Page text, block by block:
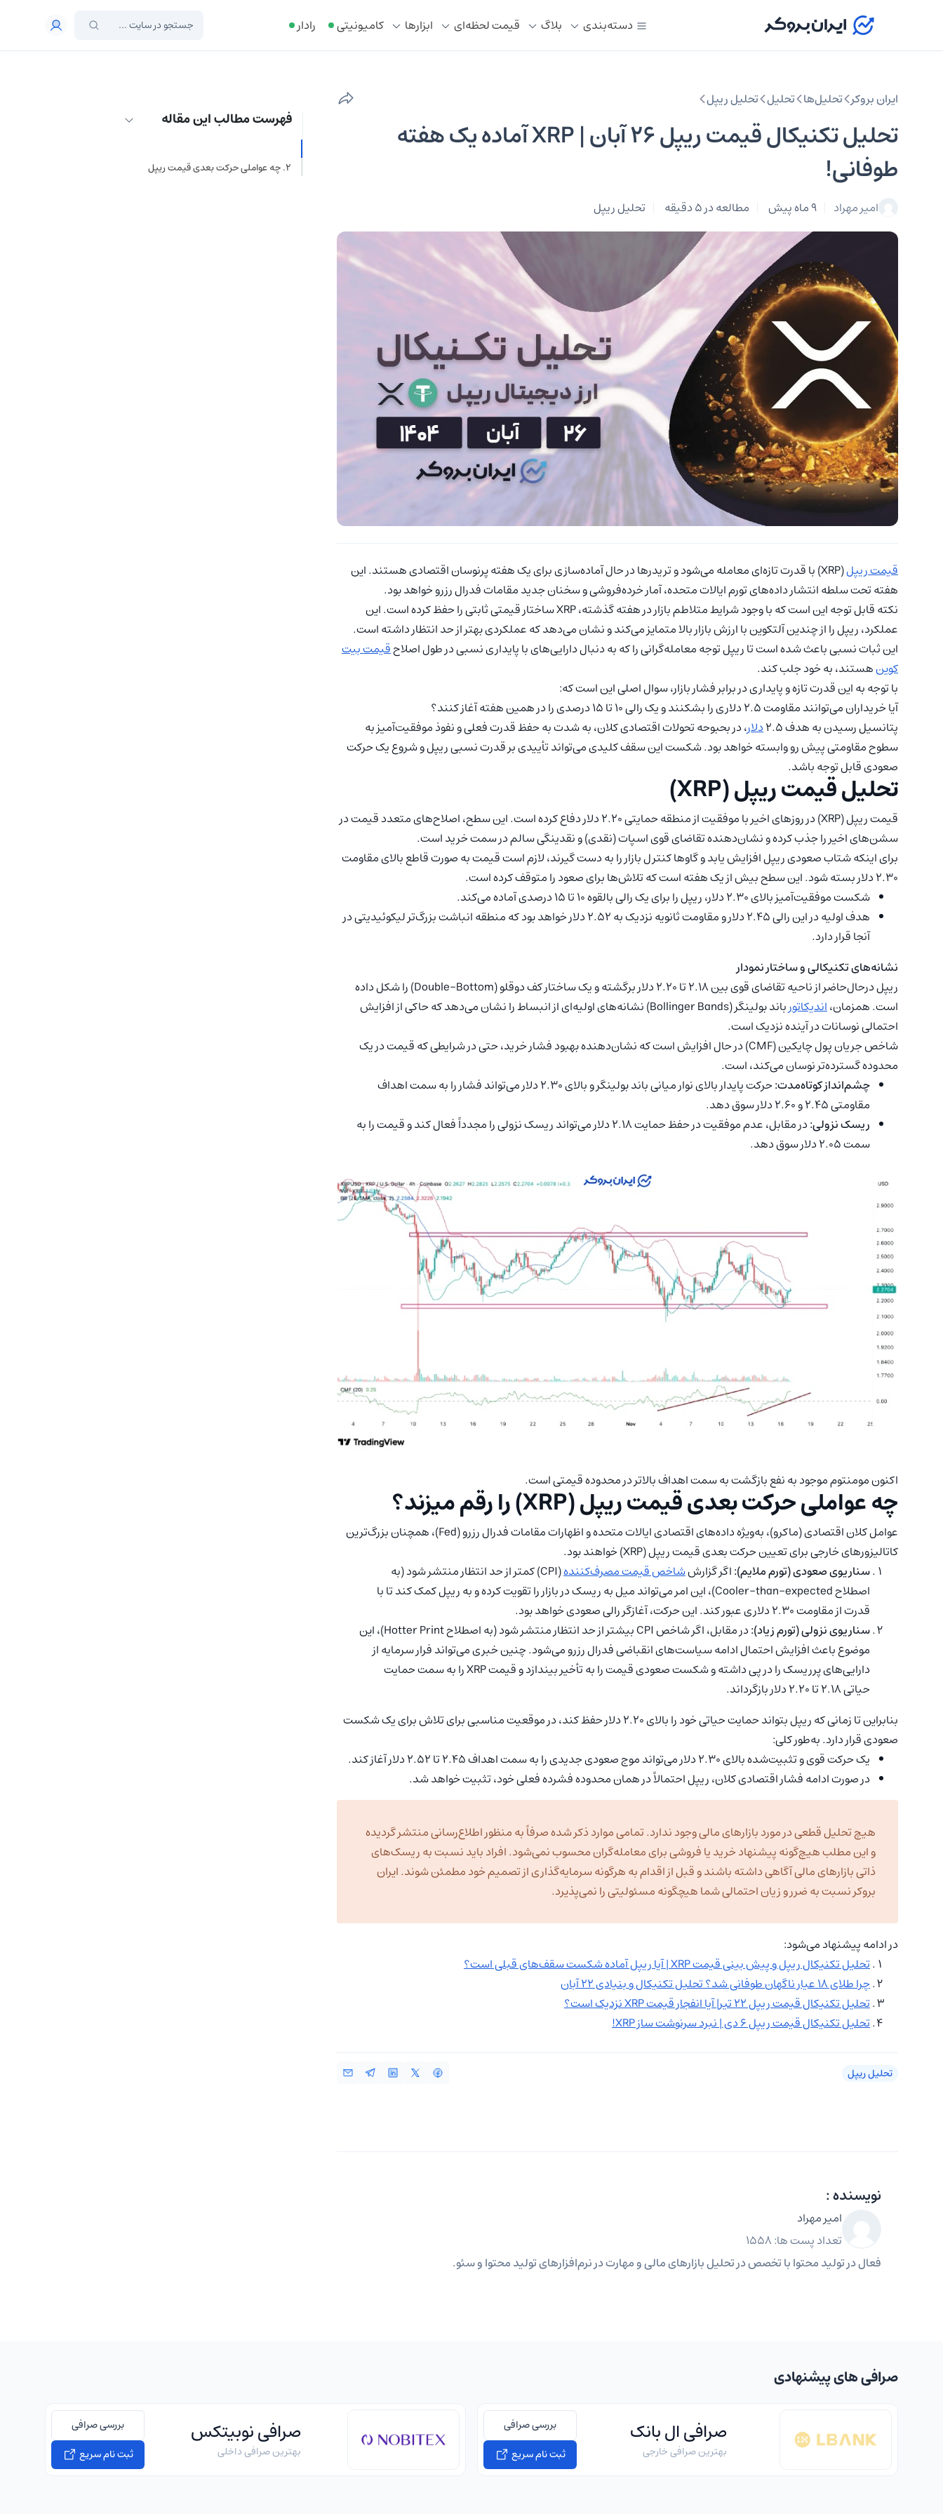
دسته‌بندی بلاگ قیمت لحظه‌ای ابزار‌ها کامیونیتی رادار
ایران بروکر تحلیل‌ها تحلیل‌ تحلیل ریپل
تحلیل تکنیکال قیمت ریپل ۲۶ آبان | XRP آماده یک هفته
طوفانی!
امیر مهراد 9 ماه پیش مطالعه در 5 دقیقه تحلیل ریپل
قیمت ریپل
(XRP) با قدرت تازه‌ای معامله می‌شود و تریدرها در حال آماده‌سازی برای یک هفته پرنوسان اقتصادی هستند. این
هفته تحت سلطه انتشار داده‌های تورم ایالات متحده، آمار خرده‌فروشی و سخنان جدید مقامات فدرال رزرو خواهد بود.
نکته قابل توجه این است که با وجود شرایط متلاطم بازار در هفته گذشته، XRP ساختار قیمتی ثابتی را حفظ کرده است. این
عملکرد، ریپل را از چندین آلتکوین با ارزش بازار بالا متمایز می‌کند و نشان می‌دهد که عملکردی بهتر از حد انتظار داشته است.
این ثبات نسبی باعث شده است تا ریپل توجه معامله‌گرانی را که به دنبال دارایی‌های با پایداری نسبی در طول اصلاحقیمت بیت
کوینهستند، به خود جلب کند.
با توجه به این قدرت تازه و پایداری در برابر فشار بازار، سوال اصلی این است که:
آیا خریداران می‌توانند مقاومت ۲.۵ دلاری را بشکنند و یک رالی ۱۰ تا ۱۵ درصدی را در همین هفته آغاز کنند؟
پتانسیل رسیدن به هدف ۲.۵
دلار، در بحبوحه تحولات اقتصادی کلان، به شدت به حفظ قدرت فعلی و نفوذ موفقیت‌آمیز به
سطوح مقاومتی پیش رو وابسته خواهد بود. شکست این سقف کلیدی می‌تواند تأییدی بر قدرت نسبی ریپل و شروع یک حرکت
صعودی قابل توجه باشد.
تحلیل قیمت ریپل (XRP)
قیمت ریپل (XRP) در روزهای اخیر با موفقیت از منطقه حمایتی ۲.۲۰ دلار دفاع کرده است. این سطح، اصلاح‌های متعدد قیمت در
سشن‌های اخیر را جذب کرده و نشان‌دهنده تقاضای قوی اسپات (نقدی) و نقدینگی سالم در سمت خرید است.
برای اینکه شتاب صعودی ریپل افزایش یابد و گاوها کنترل بازار را به دست گیرند، لازم است قیمت به صورت قاطع بالای مقاومت
۲.۳۰ دلار بسته شود. این سطح بیش از یک هفته است که تلاش‌ها برای صعود را متوقف کرده است.
شکست موفقیت‌آمیز بالای ۲.۳۰ دلار، ریپل را برای یک رالی بالقوه ۱۰ تا ۱۵ درصدی آماده می‌کند.
هدف اولیه در این رالی ۲.۴۵ دلار و مقاومت ثانویه نزدیک به ۲.۵۲ دلار خواهد بود که منطقه انباشت بزرگ‌تر لیکوئیدیتی در
آنجا قرار دارد.
نشانه‌های تکنیکالی و ساختار نمودار
ریپل درحال‌حاضر از ناحیه تقاضای قوی بین ۲.۱۸ تا ۲.۲۰ دلار برگشته و یک ساختار کف دوقلو (Double-Bottom) را شکل داده
است. همزمان،اندیکاتور
باند بولینگر (Bollinger Bands) نشانه‌های اولیه‌ای از انبساط را نشان می‌دهد که حاکی از افزایش
احتمالی نوسانات در آینده نزدیک است.
شاخص جریان پول چایکین (CMF) در حال افزایش است که نشان‌دهنده بهبود فشار خرید، حتی در شرایطی که قیمت در یک
محدوده گسترده‌تر نوسان می‌کند، است.
چشم‌انداز کوتاه‌مدت:
حرکت پایدار بالای نوار میانی باند بولینگر و بالای ۲.۳۰ دلار می‌تواند فشار را به سمت اهداف
مقاومتی ۲.۴۵ و ۲.۶۰ دلار سوق دهد.
ریسک نزولی:
در مقابل، عدم موفقیت در حفظ حمایت ۲.۱۸ دلار می‌تواند ریسک نزولی را مجدداً فعال کند و قیمت را به
سمت ۲.۰۵ دلار سوق دهد.
اکنون مومنتوم موجود به نفع بازگشت به سمت اهداف بالاتر در محدوده قیمتی است.
چه عواملی حرکت بعدی قیمت ریپل (XRP) را رقم میزند؟
عوامل کلان اقتصادی (ماکرو)، به‌ویژه داده‌های اقتصادی ایالات متحده و اظهارات مقامات فدرال رزرو (Fed)، همچنان بزرگ‌ترین
کاتالیزورهای خارجی برای تعیین حرکت بعدی قیمت ریپل (XRP) خواهند بود.
سناریوی صعودی (تورم ملایم):اگر گزارششاخص قیمت مصرف‌کننده
(CPI) کمتر از حد انتظار منتشر شود (به
اصطلاح Cooler-than-expected)، این امر می‌تواند میل به ریسک در بازار را تقویت کرده و به ریپل کمک کند تا با
قدرت از مقاومت ۲.۳۰ دلاری عبور کند. این حرکت، آغازگر رالی صعودی خواهد بود.
سناریوی نزولی (تورم زیاد):
در مقابل، اگر شاخص CPI بیشتر از حد انتظار منتشر شود (به اصطلاح Hotter Print)، این
موضوع باعث افزایش احتمال ادامه سیاست‌های انقباضی فدرال رزرو می‌شود. چنین خبری می‌تواند فرار سرمایه از
دارایی‌های پرریسک را در پی داشته و شکست صعودی قیمت را به تأخیر بیندازد و قیمت XRP را به سمت حمایت
حیاتی ۲.۱۸ تا ۲.۲۰ دلار بازگرداند.
بنابراین تا زمانی که ریپل بتواند حمایت حیاتی خود را بالای ۲.۲۰ دلار حفظ کند، در موقعیت مناسبی برای تلاش برای یک شکست
صعودی قرار دارد. به‌طور کلی:
یک حرکت قوی و تثبیت‌شده بالای ۲.۳۰ دلار می‌تواند موج صعودی جدیدی را به سمت اهداف ۲.۴۵ تا ۲.۵۲ دلار آغاز کند.
در صورت ادامه فشار اقتصادی کلان، ریپل احتمالاً در همان محدوده فشرده فعلی خود، تثبیت خواهد شد.
هیچ تحلیل قطعی در مورد بازارهای مالی وجود ندارد. تمامی موارد ذکر شده صرفاً به منظور اطلاع‌رسانی منتشر گردیده
و این مطلب هیچ‌گونه پیشنهاد خرید یا فروشی برای معامله‌گران محسوب نمی‌شود. افراد باید نسبت به ریسک‌های
ذاتی بازارهای مالی آگاهی داشته باشند و قبل از اقدام به هرگونه سرمایه‌گذاری از تصمیم خود مطمئن شوند. ایران
بروکر نسبت به ضرر و زیان احتمالی شما هیچگونه مسئولیتی را نمی‌پذیرد.
در ادامه پیشنهاد می‌شود:
تحلیل تکنیکال ریپل و پیش بینی قیمت XRP | آیا ریپل آماده شکست سقف‌های قبلی است؟
چرا طلای ۱۸ عیار ناگهان طوفانی شد؟ تحلیل تکنیکال و بنیادی ۲۲ آبان
تحلیل تکنیکال قیمت ریپل ۲۲ تیر| آیا انفجار قیمت XRP نزدیک است؟
تحلیل تکنیکال قیمت ریپل ۶ دی | نبرد سرنوشت ساز XRP!
تحلیل ریپل
نویسنده :
امیر مهراد
تعداد پست ها: 1558
فعال در تولید محتوا با تخصص در تحلیل بازارهای مالی و مهارت در نرم‌افزارهای تولید محتوا و سئو.
فهرست مطالب این مقاله
تحلیل قیمت ریپل (XRP)
چه عواملی حرکت بعدی قیمت ریپل
صرافی های پیشنهادی
صرافی ال بانک
بهترین صرافی خارجی
بررسی صرافی
ثبت نام سریع
صرافی نوبیتکس
بهترین صرافی داخلی
بررسی صرافی
ثبت نام سریع